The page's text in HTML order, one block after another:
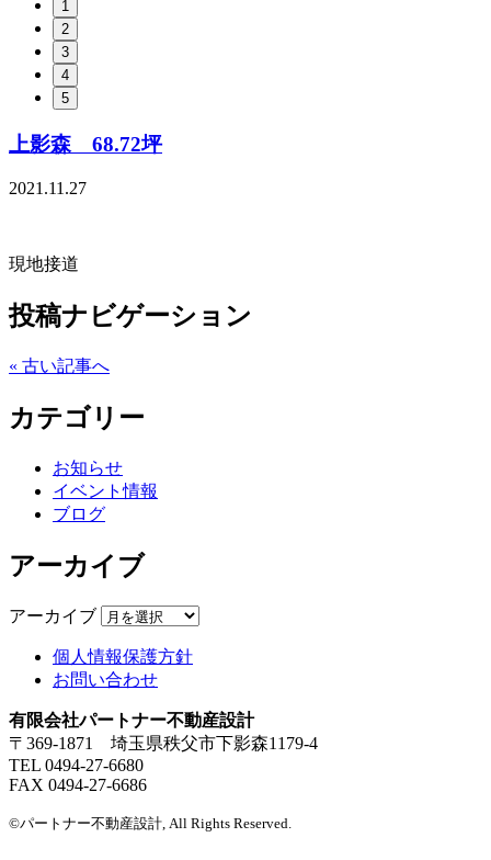
1
2
3
4
5
上影森 68.72坪
2021.11.27
現地接道
投稿ナビゲーション
« 古い記事へ
カテゴリー
お知らせ
イベント情報
ブログ
アーカイブ
アーカイブ
個人情報保護方針
お問い合わせ
有限会社パートナー不動産設計
〒369-1871 埼玉県秩父市下影森1179-4
TEL 0494-27-6680
FAX 0494-27-6686
©パートナー不動産設計, All Rights Reserved.